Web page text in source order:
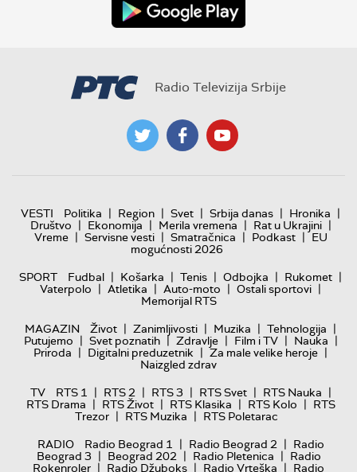
Radio Televizija Srbije
VESTI Politika | Region | Svet | Srbija danas | Hronika |
Društvo | Ekonomija | Merila vremena | Rat u Ukrajini |
Vreme | Servisne vesti | Smatračnica | Podkast | EU
mogućnosti 2026
SPORT
Fudbal | Košarka | Tenis | Odbojka | Rukomet |
Vaterpolo | Atletika | Auto-moto | Ostali sportovi |
Memorijal RTS
MAGAZIN
Život | Zanimljivosti | Muzika | Tehnologija |
Putujemo | Svet poznatih | Zdravlje | Film i TV | Nauka |
Priroda | Digitalni preduzetnik | Za male velike heroje |
Naizgled zdrav
TV
RTS 1 | RTS 2 | RTS 3 | RTS Svet | RTS Nauka |
RTS Drama | RTS Život | RTS Klasika | RTS Kolo | RTS
Trezor | RTS Muzika | RTS Poletarac
RADIO
Radio Beograd 1 | Radio Beograd 2 | Radio
Beograd 3 | Beograd 202 | Radio Pletenica | Radio
Rokenroler | Radio Džuboks | Radio Vrteška | Radio